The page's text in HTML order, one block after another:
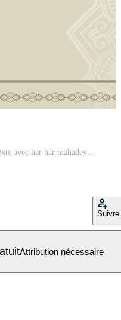
Seigneur shiva Indien culturel Contexte avec har har mahadev texte Vecteur Gratuit
Suivre
Attribution nécessaire